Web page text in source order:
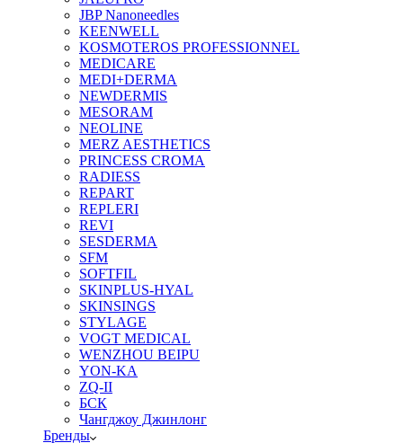
JBP Nanoneedles
KEENWELL
KOSMOTEROS PROFESSIONNEL
MEDICARE
MEDI+DERMA
NEWDERMIS
MESORAM
NEOLINE
MERZ AESTHETICS
PRINCESS CROMA
RADIESS
REPART
REPLERI
REVI
SESDERMA
SFM
SOFTFIL
SKINPLUS-HYAL
SKINSINGS
STYLAGE
VOGT MEDICAL
WENZHOU BEIPU
YON-KA
ZQ-II
БСК
Чангджоу Джинлонг
Бренды